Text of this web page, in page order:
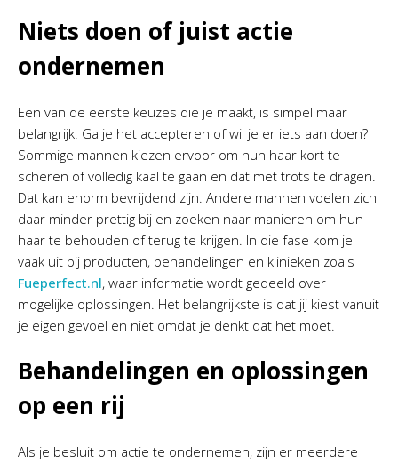
Niets doen of juist actie
ondernemen
Een van de eerste keuzes die je maakt, is simpel maar
belangrijk. Ga je het accepteren of wil je er iets aan doen?
Sommige mannen kiezen ervoor om hun haar kort te
scheren of volledig kaal te gaan en dat met trots te dragen.
Dat kan enorm bevrijdend zijn. Andere mannen voelen zich
daar minder prettig bij en zoeken naar manieren om hun
haar te behouden of terug te krijgen. In die fase kom je
vaak uit bij producten, behandelingen en klinieken zoals
Fueperfect.nl, waar informatie wordt gedeeld over
mogelijke oplossingen. Het belangrijkste is dat jij kiest vanuit
je eigen gevoel en niet omdat je denkt dat het moet.
Behandelingen en oplossingen
op een rij
Als je besluit om actie te ondernemen, zijn er meerdere